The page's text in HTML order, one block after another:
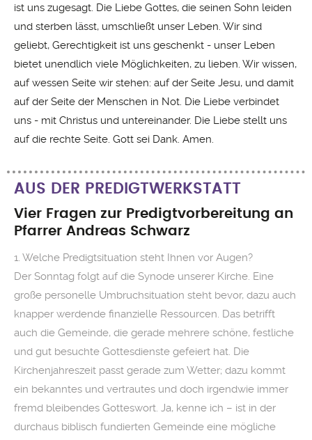
ist uns zugesagt. Die Liebe Gottes, die seinen Sohn leiden
und sterben lässt, umschließt unser Leben. Wir sind
geliebt, Gerechtigkeit ist uns geschenkt - unser Leben
bietet unendlich viele Möglichkeiten, zu lieben. Wir wissen,
auf wessen Seite wir stehen: auf der Seite Jesu, und damit
auf der Seite der Menschen in Not. Die Liebe verbindet
uns - mit Christus und untereinander. Die Liebe stellt uns
auf die rechte Seite. Gott sei Dank. Amen.
AUS DER PREDIGTWERKSTATT
Vier Fragen zur Predigtvorbereitung an
Pfarrer Andreas Schwarz
1. Welche Predigtsituation steht Ihnen vor Augen?
Der Sonntag folgt auf die Synode unserer Kirche. Eine
große personelle Umbruchsituation steht bevor, dazu auch
knapper werdende finanzielle Ressourcen. Das betrifft
auch die Gemeinde, die gerade mehrere schöne, festliche
und gut besuchte Gottesdienste gefeiert hat. Die
Kirchenjahreszeit passt gerade zum Wetter; dazu kommt
ein bekanntes und vertrautes und doch irgendwie immer
fremd bleibendes Gotteswort. Ja, kenne ich – ist in der
durchaus biblisch fundierten Gemeinde eine mögliche